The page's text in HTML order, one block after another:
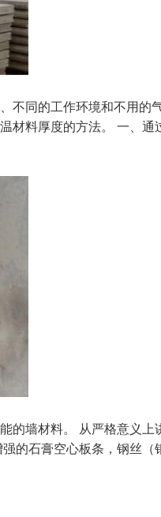
不同的工作环境和不用
材料厚度的方法。 一、
的墙材料。 从严格意义
的石膏空心板条，钢丝